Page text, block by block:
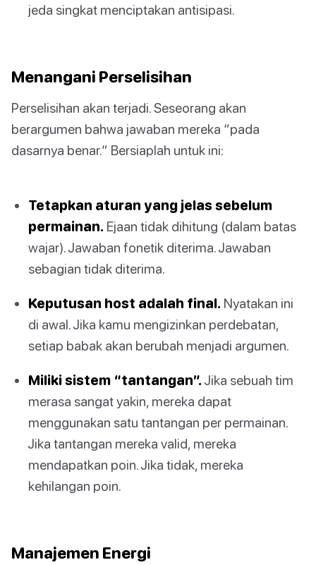
jeda singkat menciptakan antisipasi.
Menangani Perselisihan
Perselisihan akan terjadi. Seseorang akan
berargumen bahwa jawaban mereka “pada
dasarnya benar.” Bersiaplah untuk ini:
Tetapkan aturan yang jelas sebelum
permainan. Ejaan tidak dihitung (dalam batas
wajar). Jawaban fonetik diterima. Jawaban
sebagian tidak diterima.
Keputusan host adalah final. Nyatakan ini
di awal. Jika kamu mengizinkan perdebatan,
setiap babak akan berubah menjadi argumen.
Miliki sistem “tantangan”. Jika sebuah tim
merasa sangat yakin, mereka dapat
menggunakan satu tantangan per permainan.
Jika tantangan mereka valid, mereka
mendapatkan poin. Jika tidak, mereka
kehilangan poin.
Manajemen Energi